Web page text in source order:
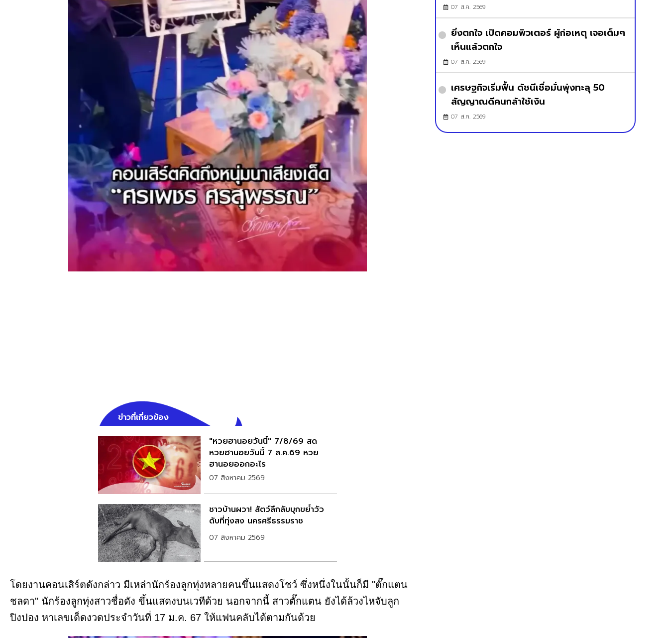
ข่าวที่เกี่ยวข้อง
"หวยฮานอยวันนี้" 7/8/69 สด
หวยฮานอยวันนี้ 7 ส.ค.69 หวย
ฮานอยออกอะไร
07 สิงหาคม 2569
ชาวบ้านผวา! สัตว์ลึกลับบุกขย้ำวัว
ดับที่ทุ่งสง นครศรีธรรมราช
07 สิงหาคม 2569
โดยงานคอนเสิร์ตดังกล่าว มีเหล่านักร้องลูกทุ่งหลายคนขึ้นแสดงโชว์ ซึ่งหนึ่งในนั้นก็มี "ตั๊กแตน
ชลดา" นักร้องลูกทุ่งสาวชื่อดัง ขึ้นแสดงบนเวทีด้วย นอกจากนี้ สาวตั๊กแตน ยังได้ล้วงไหจับลูก
ปิงปอง หาเลขเด็ดงวดประจำวันที่ 17 ม.ค. 67 ให้แฟนคลับได้ตามกันด้วย
07 ส.ค. 2569
ยิ่งตกใจ เปิดคอมพิวเตอร์ ผู้ก่อเหตุ เจอเต็มๆ
เห็นแล้วตกใจ
07 ส.ค. 2569
เศรษฐกิจเริ่มฟื้น ดัชนีเชื่อมั่นพุ่งทะลุ 50
สัญญาณดีคนกล้าใช้เงิน
07 ส.ค. 2569